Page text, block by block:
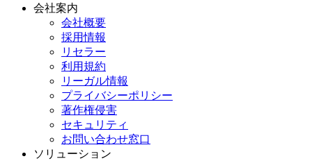
会社案内
会社概要
採用情報
リセラー
利用規約
リーガル情報
プライバシーポリシー
著作権侵害
セキュリティ
お問い合わせ窓口
ソリューション